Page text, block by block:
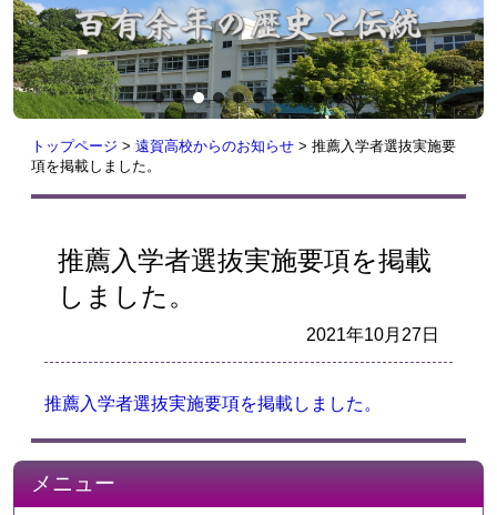
トップページ > 遠賀高校からのお知らせ > 推薦入学者選抜実施要
項を掲載しました。
推薦入学者選抜実施要項を掲載
しました。
2021年10月27日
推薦入学者選抜実施要項を掲載しました。
メニュー